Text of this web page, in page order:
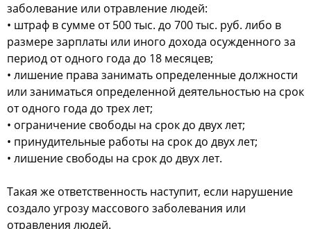
заболевание или отравление людей:
• штраф в сумме от 500 тыс. до 700 тыс. руб. либо в
размере зарплаты или иного дохода осужденного за
период от одного года до 18 месяцев;
• лишение права занимать определенные должности
или заниматься определенной деятельностью на срок
от одного года до трех лет;
• ограничение свободы на срок до двух лет;
• принудительные работы на срок до двух лет;
• лишение свободы на срок до двух лет.
Такая же ответственность наступит, если нарушение
создало угрозу массового заболевания или
отравления людей.